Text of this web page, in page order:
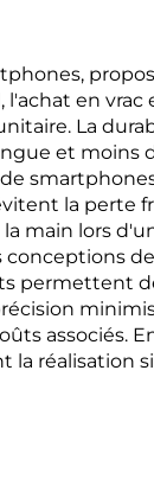
en
La
et moins
la perte
main lors
associés.
la